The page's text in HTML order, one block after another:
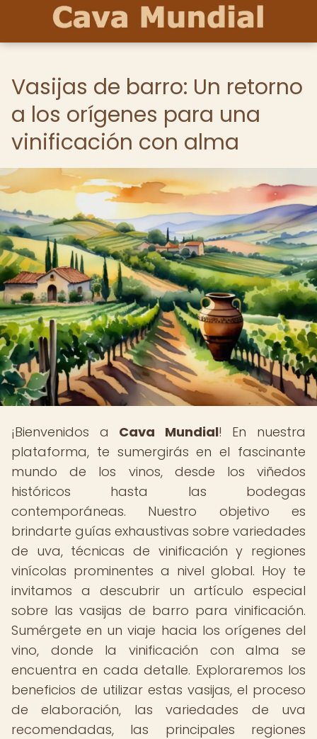
Vasijas de barro: Un retorno
a los orígenes para una
vinificación con alma
¡Bienvenidos a Cava Mundial! En nuestra
plataforma, te sumergirás en el fascinante
mundo de los vinos, desde los viñedos
históricos hasta las bodegas
contemporáneas. Nuestro objetivo es
brindarte guías exhaustivas sobre variedades
de uva, técnicas de vinificación y regiones
vinícolas prominentes a nivel global. Hoy te
invitamos a descubrir un artículo especial
sobre las vasijas de barro para vinificación.
Sumérgete en un viaje hacia los orígenes del
vino, donde la vinificación con alma se
encuentra en cada detalle. Exploraremos los
beneficios de utilizar estas vasijas, el proceso
de elaboración, las variedades de uva
recomendadas, las principales regiones